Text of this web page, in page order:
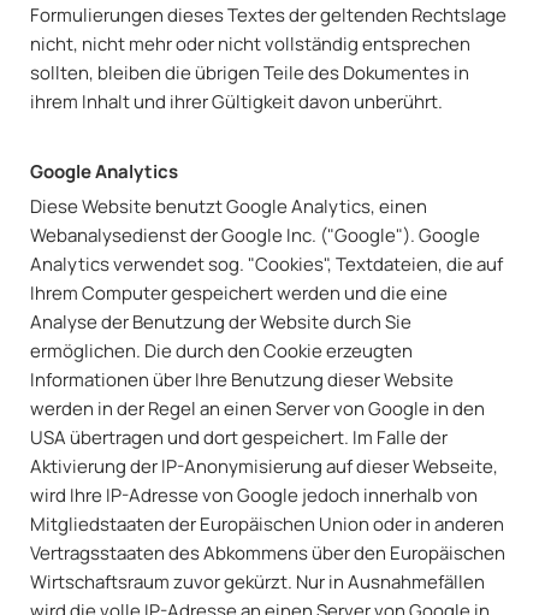
Formulierungen dieses Textes der geltenden Rechtslage
nicht, nicht mehr oder nicht vollständig entsprechen
sollten, bleiben die übrigen Teile des Dokumentes in
ihrem Inhalt und ihrer Gültigkeit davon unberührt.
Google Analytics
Diese Website benutzt Google Analytics, einen
Webanalysedienst der Google Inc. ("Google"). Google
Analytics verwendet sog. "Cookies", Textdateien, die auf
Ihrem Computer gespeichert werden und die eine
Analyse der Benutzung der Website durch Sie
ermöglichen. Die durch den Cookie erzeugten
Informationen über Ihre Benutzung dieser Website
werden in der Regel an einen Server von Google in den
USA übertragen und dort gespeichert. Im Falle der
Aktivierung der IP-Anonymisierung auf dieser Webseite,
wird Ihre IP-Adresse von Google jedoch innerhalb von
Mitgliedstaaten der Europäischen Union oder in anderen
Vertragsstaaten des Abkommens über den Europäischen
Wirtschaftsraum zuvor gekürzt. Nur in Ausnahmefällen